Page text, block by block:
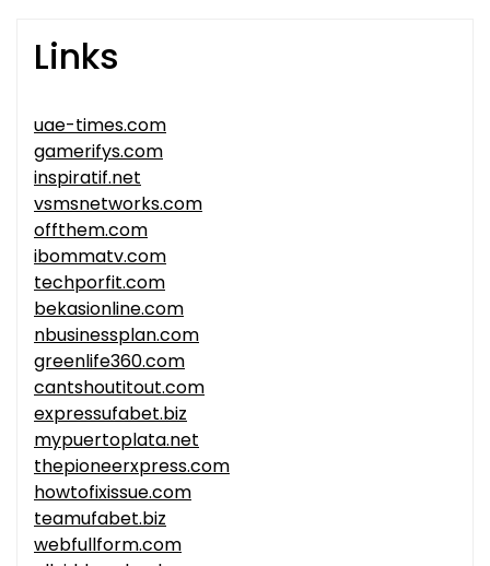
Links
uae-times.com
gamerifys.com
inspiratif.net
vsmsnetworks.com
offthem.com
ibommatv.com
techporfit.com
bekasionline.com
nbusinessplan.com
greenlife360.com
cantshoutitout.com
expressufabet.biz
mypuertoplata.net
thepioneerxpress.com
howtofixissue.com
teamufabet.biz
webfullform.com